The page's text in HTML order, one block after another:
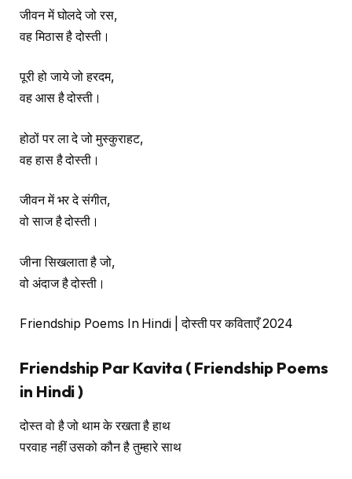
जीवन में घोलदे जो रस,
वह मिठास है दोस्ती।
पूरी हो जाये जो हरदम,
वह आस है दोस्ती।
होठों पर ला दे जो मुस्कुराहट,
वह हास है दोस्ती।
जीवन में भर दे संगीत,
वो साज है दोस्ती।
जीना सिखलाता है जो,
वो अंदाज है दोस्ती।
Friendship Poems In Hindi | दोस्ती पर कविताएँ 2024
Friendship Par Kavita ( Friendship Poems
in Hindi )
दोस्त वो है जो थाम के रखता है हाथ
परवाह नहीं उसको कौन है तुम्हारे साथ